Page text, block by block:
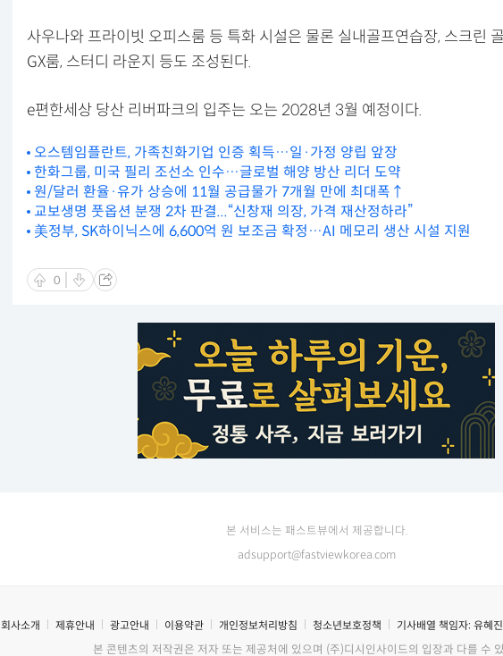
사우나와 프라이빗 오피스룸 등 특화 시설은 물론 실내골프연습장, 스크린
GX룸, 스터디 라운지 등도 조성된다.
e편한세상 당산 리버파크의 입주는 오는 2028년 3월 예정이다.
오스템임플란트, 가족친화기업 인증 획득…일·가정 양립 앞장
한화그룹, 미국 필리 조선소 인수…글로벌 해양 방산 리더 도약
원/달러 환율·유가 상승에 11월 공급물가 7개월 만에 최대폭↑
교보생명 풋옵션 분쟁 2차 판결...“신창재 의장, 가격 재산정하라”
美정부, SK하이닉스에 6,600억 원 보조금 확정…AI 메모리 생산 시설 지원
0
본 서비스는 패스트뷰에서 제공합니다.
adsupport@fastviewkorea.com
회사소개 제휴안내 광고안내 이용약관 개인정보처리방침 청소년보호정책 기사배열 책임자: 유혜진
본 콘텐츠의 저작권은 저자 또는 제공처에 있으며 (주)디시인사이드의 입장과 다를 수